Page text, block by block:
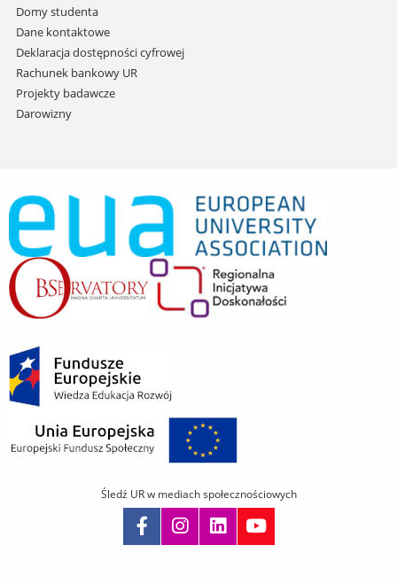
Domy studenta
Dane kontaktowe
Deklaracja dostępności cyfrowej
Rachunek bankowy UR
Projekty badawcze
Darowizny
Śledź UR w mediach społecznościowych